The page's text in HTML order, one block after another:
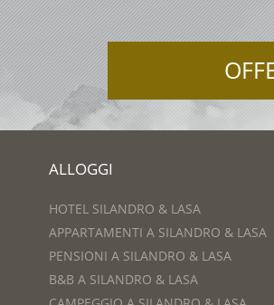
ALLOGGI
HOTEL SILANDRO & LASA
APPARTAMENTI A SILANDRO & LASA
PENSIONI A SILANDRO & LASA
B&B A SILANDRO & LASA